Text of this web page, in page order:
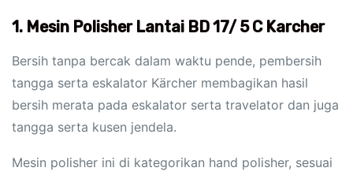
1. Mesin Polisher Lantai BD 17/ 5 C Karcher
Bersih tanpa bercak dalam waktu pende, pembersih
tangga serta eskalator Kärcher membagikan hasil
bersih merata pada eskalator serta travelator dan juga
tangga serta kusen jendela.
Mesin polisher ini di kategorikan hand polisher, sesuai